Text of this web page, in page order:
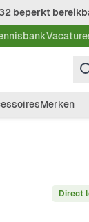
beperkt
Merken
Direct